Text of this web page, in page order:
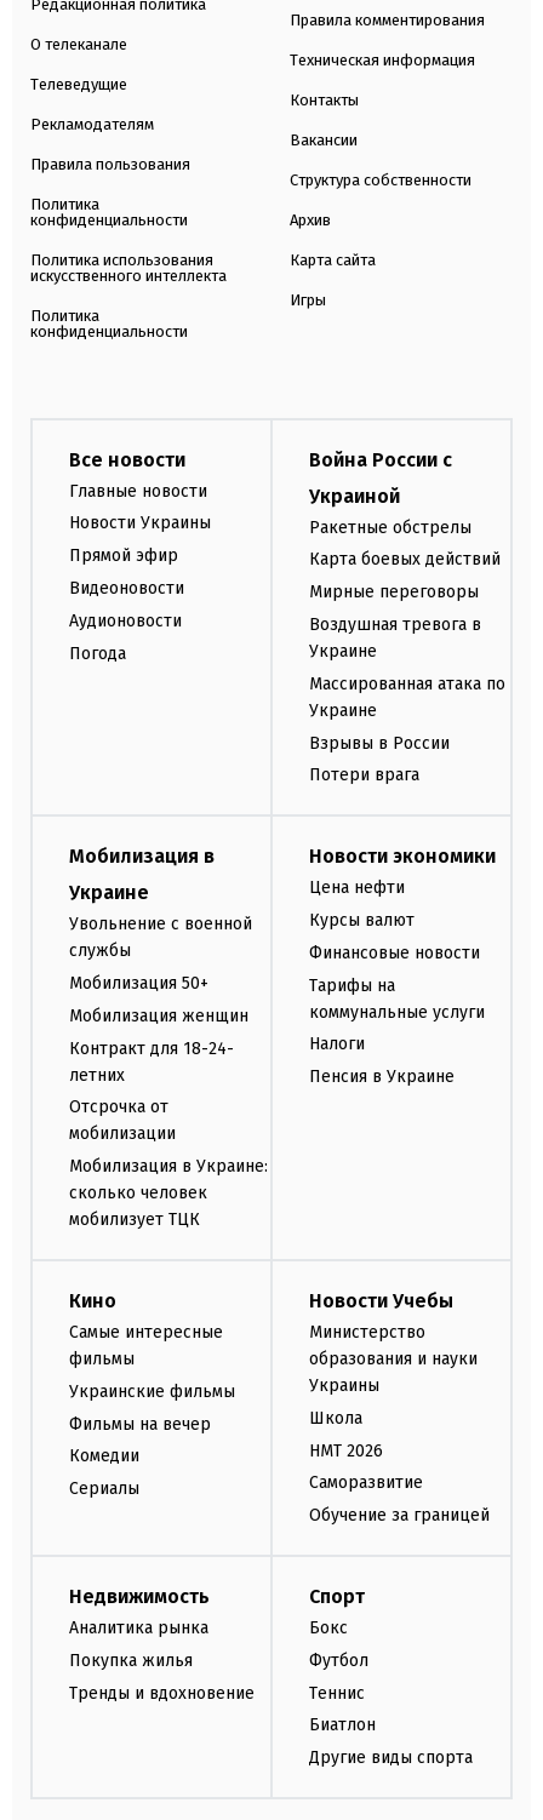
Редакционная политика
О телеканале
Телеведущие
Рекламодателям
Правила пользования
Политика
конфиденциальности
Политика использования
искусственного интеллекта
Политика
конфиденциальности
Правила комментирования
Техническая информация
Контакты
Вакансии
Структура собственности
Архив
Карта сайта
Игры
Все новости
Главные новости
Новости Украины
Прямой эфир
Видеоновости
Аудионовости
Погода
Война России с
Украиной
Ракетные обстрелы
Карта боевых действий
Мирные переговоры
Воздушная тревога в
Украине
Массированная атака по
Украине
Взрывы в России
Потери врага
Мобилизация в
Украине
Увольнение с военной
службы
Мобилизация 50+
Мобилизация женщин
Контракт для 18-24-
летних
Отсрочка от
мобилизации
Мобилизация в Украине:
сколько человек
мобилизует ТЦК
Новости экономики
Цена нефти
Курсы валют
Финансовые новости
Тарифы на
коммунальные услуги
Налоги
Пенсия в Украине
Кино
Самые интересные
фильмы
Украинские фильмы
Фильмы на вечер
Комедии
Сериалы
Новости Учебы
Министерство
образования и науки
Украины
Школа
НМТ 2026
Саморазвитие
Обучение за границей
Недвижимость
Аналитика рынка
Покупка жилья
Тренды и вдохновение
Спорт
Бокс
Футбол
Теннис
Биатлон
Другие виды спорта